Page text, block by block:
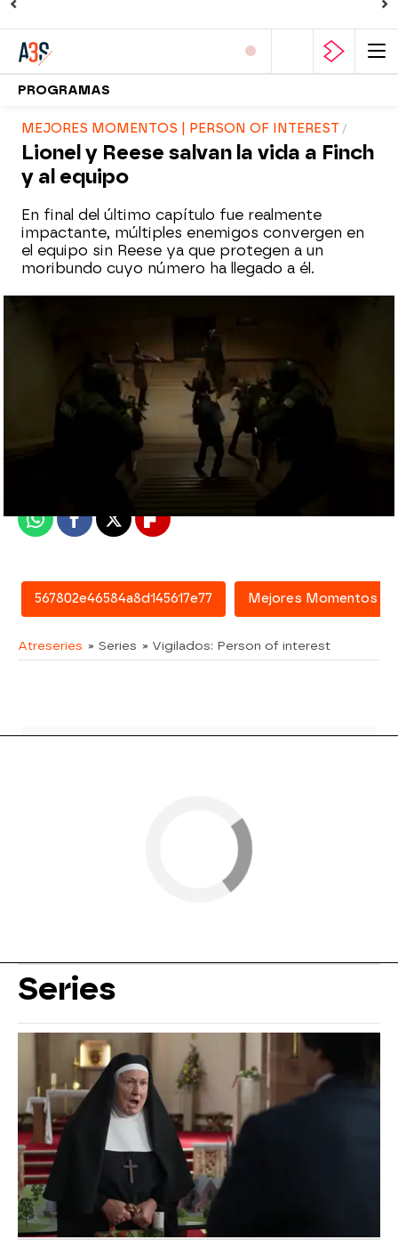
PROGRAMAS
MEJORES MOMENTOS | PERSON OF INTEREST
Lionel y Reese salvan la vida a Finch
y al equipo
En final del último capítulo fue realmente
impactante, múltiples enemigos convergen en
el equipo sin Reese ya que protegen a un
moribundo cuyo número ha llegado a él.
08 de febrero de 2016, 16:05
WhatsappFacebook
X Flipboard
567802e46584a8d145617e77 Mejores Momentos
Atreseries » Series » Vigilados: Person of interest
Series